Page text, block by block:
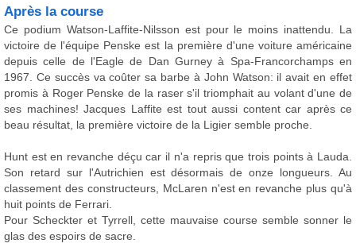
Après la course
Ce podium Watson-Laffite-Nilsson est pour le moins inattendu. La
victoire de l'équipe Penske est la première d'une voiture américaine
depuis celle de l'Eagle de Dan Gurney à Spa-Francorchamps en
1967. Ce succès va coûter sa barbe à John Watson: il avait en effet
promis à Roger Penske de la raser s'il triomphait au volant d'une de
ses machines! Jacques Laffite est tout aussi content car après ce
beau résultat, la première victoire de la Ligier semble proche.
Hunt est en revanche déçu car il n'a repris que trois points à Lauda.
Son retard sur l'Autrichien est désormais de onze longueurs. Au
classement des constructeurs, McLaren n'est en revanche plus qu'à
huit points de Ferrari.
Pour Scheckter et Tyrrell, cette mauvaise course semble sonner le
glas des espoirs de sacre.